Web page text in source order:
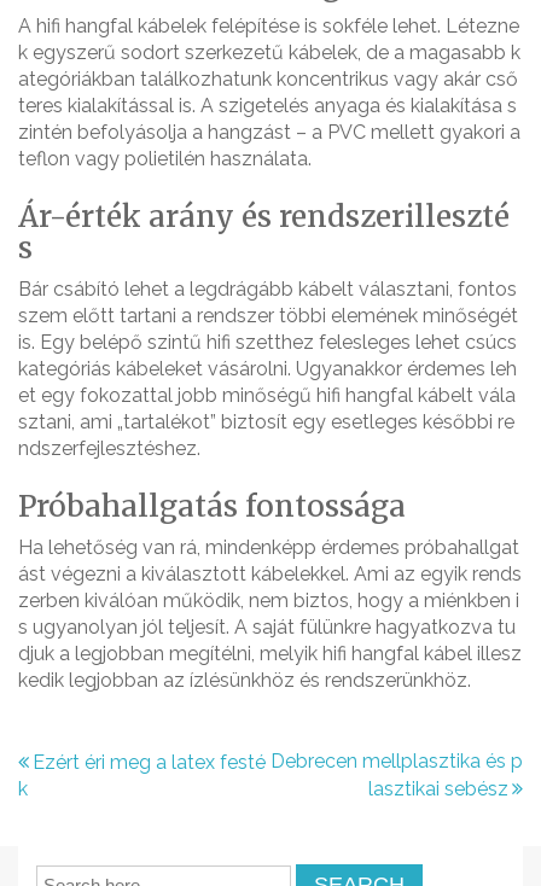
A hifi hangfal kábelek felépítése is sokféle lehet. Létezne
k egyszerű sodort szerkezetű kábelek, de a magasabb k
ategóriákban találkozhatunk koncentrikus vagy akár cső
teres kialakítással is. A szigetelés anyaga és kialakítása s
zintén befolyásolja a hangzást – a PVC mellett gyakori a
teflon vagy polietilén használata.
Ár-érték arány és rendszerilleszté
s
Bár csábító lehet a legdrágább kábelt választani, fontos
szem előtt tartani a rendszer többi elemének minőségét
is. Egy belépő szintű hifi szetthez felesleges lehet csúcs
kategóriás kábeleket vásárolni. Ugyanakkor érdemes leh
et egy fokozattal jobb minőségű hifi hangfal kábelt vála
sztani, ami „tartalékot” biztosít egy esetleges későbbi re
ndszerfejlesztéshez.
Próbahallgatás fontossága
Ha lehetőség van rá, mindenképp érdemes próbahallgat
ást végezni a kiválasztott kábelekkel. Ami az egyik rends
zerben kiválóan működik, nem biztos, hogy a miénkben i
s ugyanolyan jól teljesít. A saját fülünkre hagyatkozva tu
djuk a legjobban megítélni, melyik hifi hangfal kábel illesz
kedik legjobban az ízlésünkhöz és rendszerünkhöz.
B
e
Ezért éri meg a latex festé
k
Debrecen mellplasztika és p
lasztikai sebész